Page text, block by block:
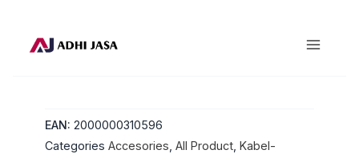
EAN: 2000000310596
Categories Accesories All Product Kabel-